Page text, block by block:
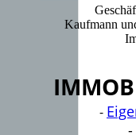
Kaufmann
-
-